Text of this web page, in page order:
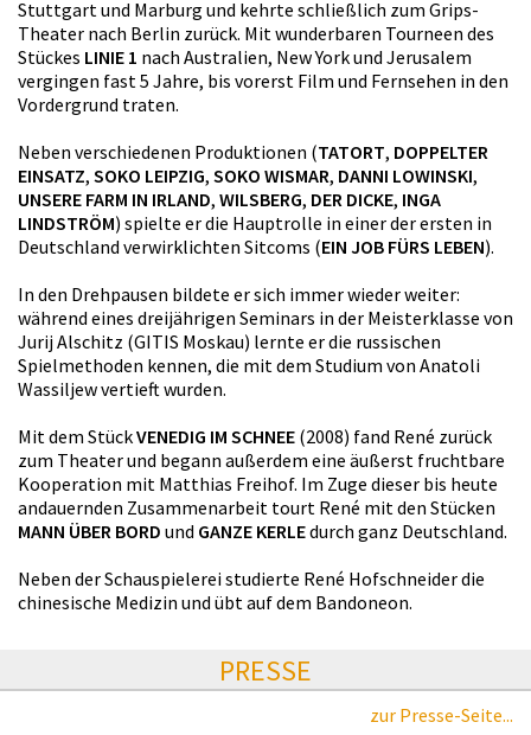
Stuttgart und Marburg und kehrte schließlich zum Grips-
Theater nach Berlin zurück. Mit wunderbaren Tourneen des
Stückes LINIE 1 nach Australien, New York und Jerusalem
vergingen fast 5 Jahre, bis vorerst Film und Fernsehen in den
Vordergrund traten.
Neben verschiedenen Produktionen (TATORT, DOPPELTER
EINSATZ, SOKO LEIPZIG, SOKO WISMAR, DANNI LOWINSKI,
UNSERE FARM IN IRLAND, WILSBERG, DER DICKE, INGA
LINDSTRÖM) spielte er die Hauptrolle in einer der ersten in
Deutschland verwirklichten Sitcoms (EIN JOB FÜRS LEBEN).
In den Drehpausen bildete er sich immer wieder weiter:
während eines dreijährigen Seminars in der Meisterklasse von
Jurij Alschitz (GITIS Moskau) lernte er die russischen
Spielmethoden kennen, die mit dem Studium von Anatoli
Wassiljew vertieft wurden.
Mit dem StückVENEDIG IM SCHNEE (2008) fand René zurück
zum Theater und begann außerdem eine äußerst fruchtbare
Kooperation mit Matthias Freihof. Im Zuge dieser bis heute
andauernden Zusammenarbeit tourt René mit den Stücken
MANN ÜBER BORD und GANZE KERLEdurch ganz Deutschland.
Neben der Schauspielerei studierte René Hofschneider die
chinesische Medizin und übt auf dem Bandoneon.
PRESSE
zur Presse-Seite...